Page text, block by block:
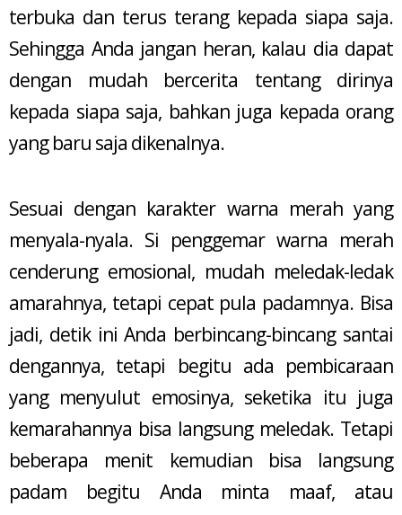
terbuka dan terus terang kepada siapa saja.
Sehingga Anda jangan heran, kalau dia dapat
dengan mudah bercerita tentang dirinya
kepada siapa saja, bahkan juga kepada orang
yang baru saja dikenalnya.
Sesuai dengan karakter warna merah yang
menyala-nyala. Si penggemar warna merah
cenderung emosional, mudah meledak-ledak
amarahnya, tetapi cepat pula padamnya. Bisa
jadi, detik ini Anda berbincang-bincang santai
dengannya, tetapi begitu ada pembicaraan
yang menyulut emosinya, seketika itu juga
kemarahannya bisa langsung meledak. Tetapi
beberapa menit kemudian bisa langsung
padam begitu Anda minta maaf, atau